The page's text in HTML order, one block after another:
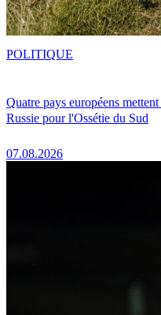
Quatre pays européens
Russie pour l'Ossétie du Sud
07.08.2026
POLITIQUE